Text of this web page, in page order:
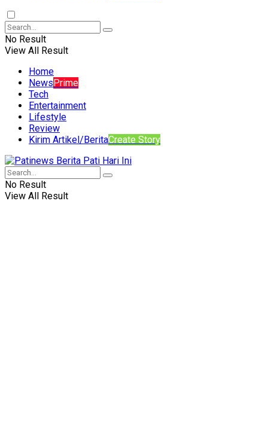
No Result
View All Result
Home
NewsPrime
Tech
Entertainment
Lifestyle
Review
Kirim Artikel/BeritaCreate Story
No Result
View All Result